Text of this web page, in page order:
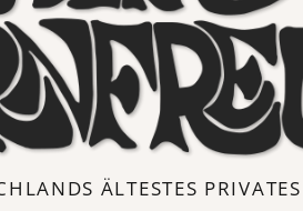
ÄLTESTES